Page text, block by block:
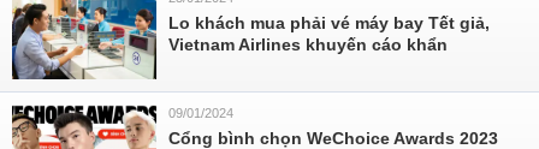
Lo khách mua phải vé máy bay Tết giả,
Vietnam Airlines khuyến cáo khẩn
09/01/2024
Cổng bình chọn WeChoice Awards 2023